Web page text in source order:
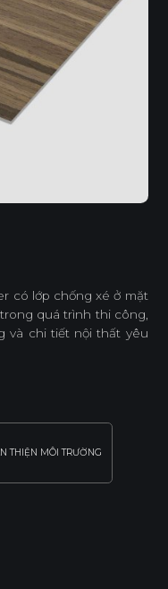
có lớp chống xé ở mặt
quá trình thi công,
và chi tiết nội thất yêu
THIỆN MÔI TRƯỜNG